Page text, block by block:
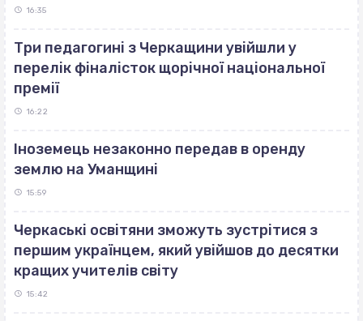
16:35
Три педагогині з Черкащини увійшли у
перелік фіналісток щорічної національної
премії
16:22
Іноземець незаконно передав в оренду
землю на Уманщині
15:59
Черкаські освітяни зможуть зустрітися з
першим українцем, який увійшов до десятки
кращих учителів світу
15:42